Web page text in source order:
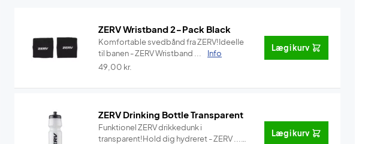
ZERV Wristband 2-Pack Black
Komfortable svedbånd fra ZERV!Ideelle
til banen - ZERV Wristband ...
Info
49,00 kr.
Læg i kurv
ZERV Drinking Bottle Transparent
Funktionel ZERV drikkedunk i
transparent!Hold dig hydreret - ZERV ...
Læg i kurv